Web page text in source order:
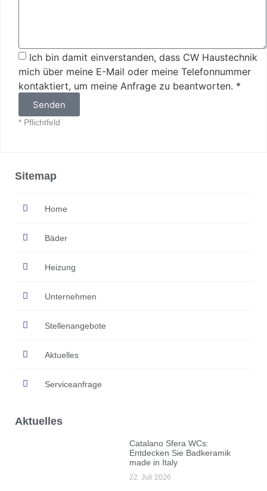
Ich bin damit einverstanden, dass CW Haustechnik
mich über meine E-Mail oder meine Telefonnummer
kontaktiert, um meine Anfrage zu beantworten. *
Senden
* Pflichtfeld
Sitemap
Home
Bäder
Heizung
Unternehmen
Stellenangebote
Aktuelles
Serviceanfrage
Aktuelles
Catalano Sfera WCs:
Entdecken Sie Badkeramik
made in Italy
22. Juli 2026